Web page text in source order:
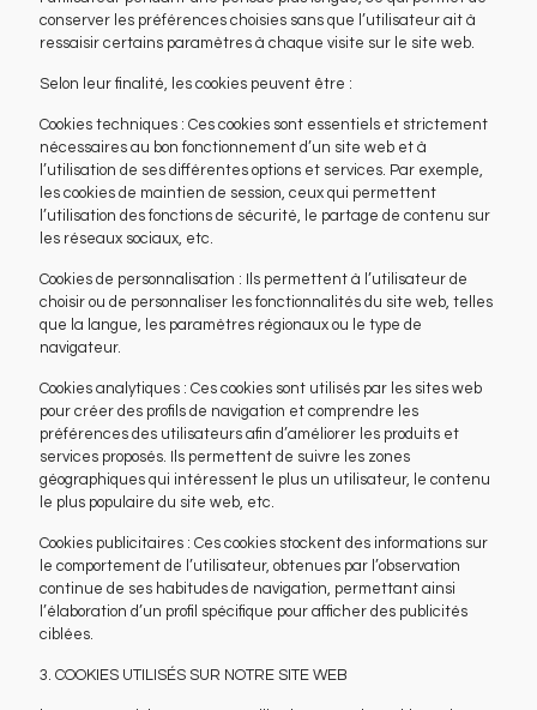
conserver les préférences choisies sans que l’utilisateur ait à
ressaisir certains paramètres à chaque visite sur le site web.
Selon leur finalité, les cookies peuvent être :
Cookies techniques : Ces cookies sont essentiels et strictement
nécessaires au bon fonctionnement d’un site web et à
l’utilisation de ses différentes options et services. Par exemple,
les cookies de maintien de session, ceux qui permettent
l’utilisation des fonctions de sécurité, le partage de contenu sur
les réseaux sociaux, etc.
Cookies de personnalisation : Ils permettent à l’utilisateur de
choisir ou de personnaliser les fonctionnalités du site web, telles
que la langue, les paramètres régionaux ou le type de
navigateur.
Cookies analytiques : Ces cookies sont utilisés par les sites web
pour créer des profils de navigation et comprendre les
préférences des utilisateurs afin d’améliorer les produits et
services proposés. Ils permettent de suivre les zones
géographiques qui intéressent le plus un utilisateur, le contenu
le plus populaire du site web, etc.
Cookies publicitaires : Ces cookies stockent des informations sur
le comportement de l’utilisateur, obtenues par l’observation
continue de ses habitudes de navigation, permettant ainsi
l’élaboration d’un profil spécifique pour afficher des publicités
ciblées.
3. COOKIES UTILISÉS SUR NOTRE SITE WEB